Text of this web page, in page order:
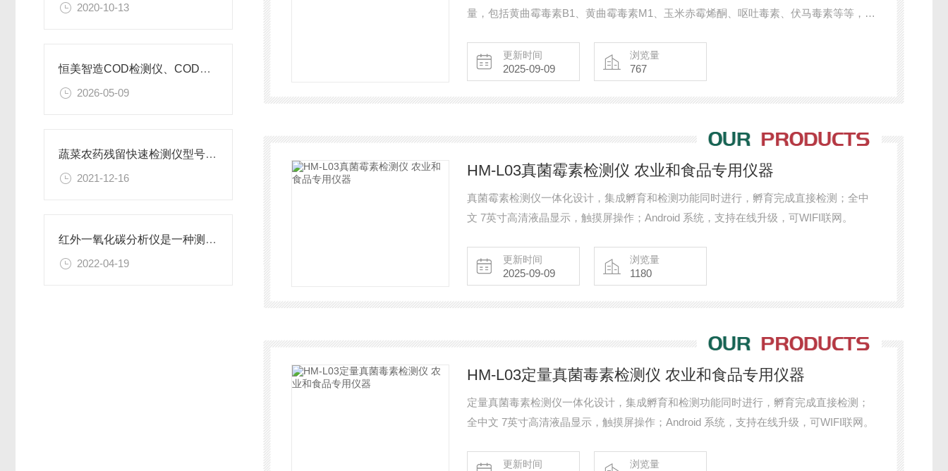
2020-10-13
恒美智造COD检测仪、COD氨氮总磷测定仪自动化应用解析
2026-05-09
蔬菜农药残留快速检测仪型号跟价钱该如何选择呢？
2021-12-16
红外一氧化碳分析仪是一种测什么的仪器？
2022-04-19
量，包括黄曲霉毒素B1、黄曲霉毒素M1、玉米赤霉烯酮、呕吐毒素、伏马毒素等等，检
食用油脂、牛奶及其制品等；样品前处理简单，整个检测过程检测12min，产品适用于地
方粮库、谷物生产企业、饲料厂、各类畜牧养殖企业、面粉厂、食品加工厂、第三方检
更新时间
2025-09-09
浏览量
767
HM-L03真菌霉素检测仪 农业和食品专用仪器
真菌霉素检测仪一体化设计，集成孵育和检测功能同时进行，孵育完成直接检测；全中
文 7英寸高清液晶显示，触摸屏操作；Android 系统，支持在线升级，可WIFI联网。
更新时间
2025-09-09
浏览量
1180
HM-L03定量真菌毒素检测仪 农业和食品专用仪器
定量真菌毒素检测仪一体化设计，集成孵育和检测功能同时进行，孵育完成直接检测；
全中文 7英寸高清液晶显示，触摸屏操作；Android 系统，支持在线升级，可WIFI联网。
更新时间 浏览量